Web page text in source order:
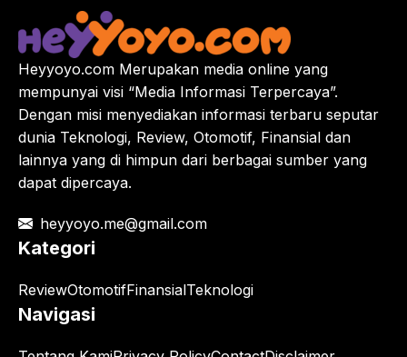
Heyyoyo.com Merupakan media online yang
mempunyai visi “Media Informasi Terpercaya”.
Dengan misi menyediakan informasi terbaru seputar
dunia Teknologi, Review, Otomotif, Finansial dan
lainnya yang di himpun dari berbagai sumber yang
dapat dipercaya.
heyyoyo.me@gmail.com
Kategori
ReviewOtomotifFinansialTeknologi
Navigasi